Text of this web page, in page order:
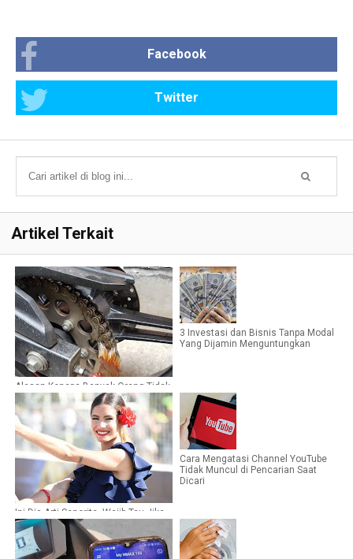
Facebook
Twitter
Artikel Terkait
Alasan Kenapa Banyak Orang Tidak
Melumasi Rantai Sepeda Motor
Miliknya
3 Investasi dan Bisnis Tanpa Modal
Yang Dijamin Menguntungkan
Ini Dia Arti Senorita, Wajib Tau Jika
Sering Mengucapkannya
Cara Mengatasi Channel YouTube
Tidak Muncul di Pencarian Saat
Dicari